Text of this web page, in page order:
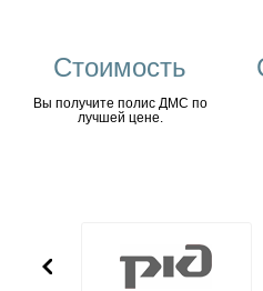
Стоимость
Вы получите полис ДМС по
лучшей цене.